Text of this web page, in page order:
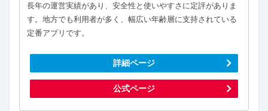
長年の運営実績があり、安全性と使いやすさに定評がありま
す。地方でも利用者が多く、幅広い年齢層に支持されている
定番アプリです。
詳細ページ
公式ページ